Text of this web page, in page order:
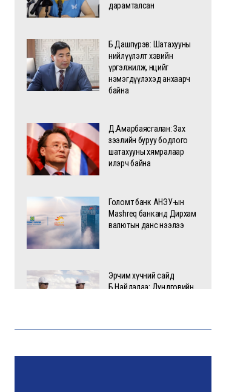
дарамталсан
Б.Дашпүрэв: Шатахууны
нийлүүлэлт хэвийн
үргэлжилж, нөөцийг
нэмэгдүүлэхэд анхаарч
байна
Д.Амарбаясгалан: Зах
зээлийн буруу бодлого
шатахууны хямралаар
илэрч байна
Голомт банк АНЭУ-ын
Mashreq банканд Дирхам
валютын данс нээлээ
Эрчим хүчний сайд
Б.Найдалаа: Дундговийн
Давхардсан